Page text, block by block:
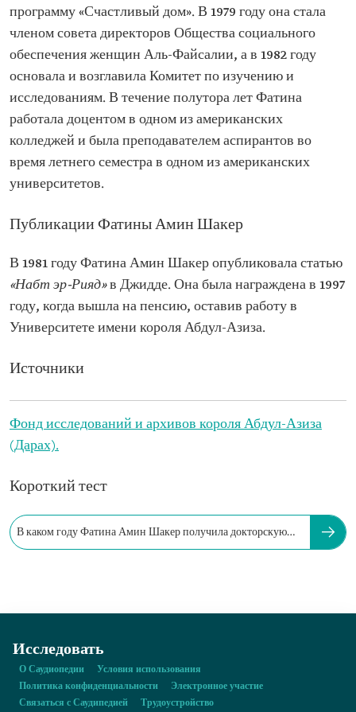
программу «Счастливый дом». В 1979 году она стала
членом совета директоров Общества социального
обеспечения женщин Аль-Файсалии, а в 1982 году
основала и возглавила Комитет по изучению и
исследованиям. В течение полутора лет Фатина
работала доцентом в одном из американских
колледжей и была преподавателем аспирантов во
время летнего семестра в одном из американских
университетов.
Публикации Фатины Амин Шакер
В 1981 году Фатина Амин Шакер опубликовала статью
«Набт эр-Рияд»в Джидде. Она была награждена в 1997
году, когда вышла на пенсию, оставив работу в
Университете имени короля Абдул-Азиза.
Источники
Фонд исследований и архивов короля Абдул-Азиза
(Дарах).
Короткий тест
В каком году Фатина Амин Шакер получила докторскую
Исследовать
О Саудиопедии
Условия использования
Политика конфиденциальности
Электронное участие
Связаться с Саудипедией
Трудоустройство